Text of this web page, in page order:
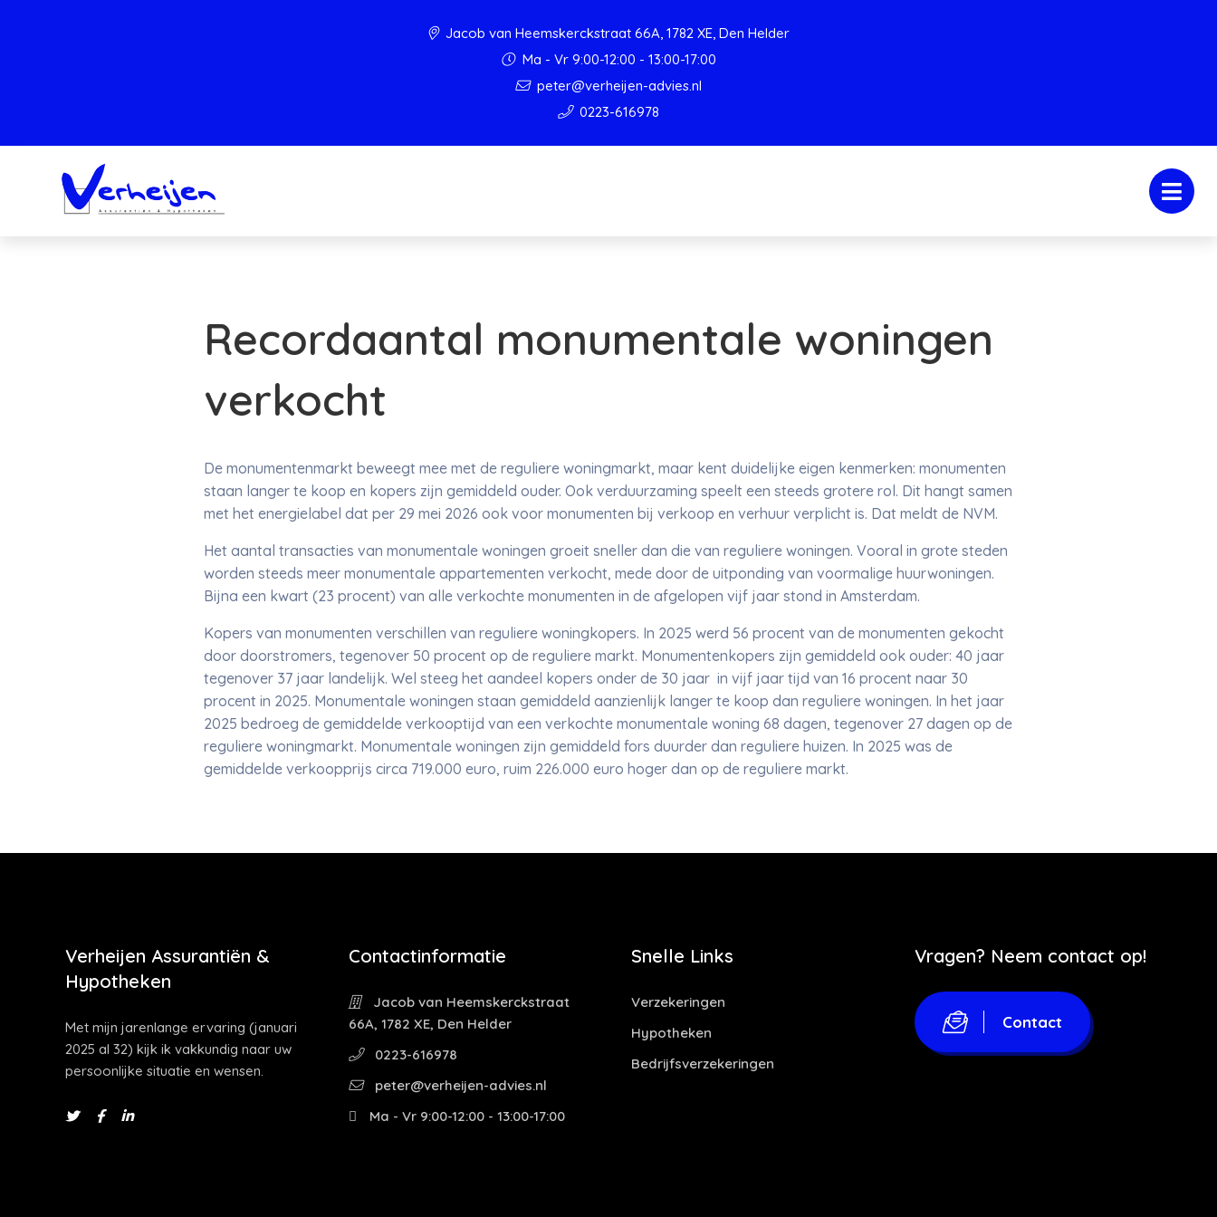
Jacob van Heemskerckstraat 66A, 1782 XE, Den Helder
Ma - Vr 9:00-12:00 - 13:00-17:00
peter@verheijen-advies.nl
0223-616978
Recordaantal monumentale woningen
verkocht
De monumentenmarkt beweegt mee met de reguliere woningmarkt, maar kent duidelijke eigen kenmerken: monumenten
staan langer te koop en kopers zijn gemiddeld ouder. Ook verduurzaming speelt een steeds grotere rol. Dit hangt samen
met het energielabel dat per 29 mei 2026 ook voor monumenten bij verkoop en verhuur verplicht is. Dat meldt de NVM.
Het aantal transacties van monumentale woningen groeit sneller dan die van reguliere woningen. Vooral in grote steden
worden steeds meer monumentale appartementen verkocht, mede door de uitponding van voormalige huurwoningen.
Bijna een kwart (23 procent) van alle verkochte monumenten in de afgelopen vijf jaar stond in Amsterdam.
Kopers van monumenten verschillen van reguliere woningkopers. In 2025 werd 56 procent van de monumenten gekocht
door doorstromers, tegenover 50 procent op de reguliere markt. Monumentenkopers zijn gemiddeld ook ouder: 40 jaar
tegenover 37 jaar landelijk. Wel steeg het aandeel kopers onder de 30 jaar in vijf jaar tijd van 16 procent naar 30
procent in 2025. Monumentale woningen staan gemiddeld aanzienlijk langer te koop dan reguliere woningen. In het jaar
2025 bedroeg de gemiddelde verkooptijd van een verkochte monumentale woning 68 dagen, tegenover 27 dagen op de
reguliere woningmarkt. Monumentale woningen zijn gemiddeld fors duurder dan reguliere huizen. In 2025 was de
gemiddelde verkoopprijs circa 719.000 euro, ruim 226.000 euro hoger dan op de reguliere markt.
Verheijen Assurantiën &
Hypotheken
Met mijn jarenlange ervaring (januari
2025 al 32) kijk ik vakkundig naar uw
persoonlijke situatie en wensen.
Contactinformatie
Jacob van Heemskerckstraat
66A, 1782 XE, Den Helder
0223-616978
peter@verheijen-advies.nl
Ma - Vr 9:00-12:00 - 13:00-17:00
Snelle Links
Verzekeringen
Hypotheken
Bedrijfsverzekeringen
Vragen? Neem contact op!
Contact